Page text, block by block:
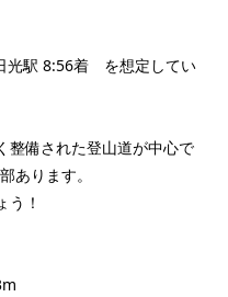
光駅 8:56着 を想定してい
整備された登山道が中心で
あります。
う！